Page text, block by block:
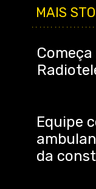
MAIS
Equipe
da